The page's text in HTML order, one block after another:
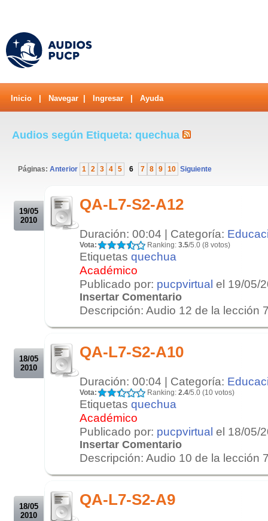
Inicio Navegar Ingresar Ayuda
Audios según Etiqueta: quechua
Páginas: Anterior 1 2 3 4 5 6 7 8 9 10 Siguiente
19/05
2010
QA-L7-S2-A12
Duración: 00:04 | Categoría:
Vota: Ranking: 3.5/5.0 (8 votos)
Etiquetas quechua
Académico
Publicado por: pucpvirtual el 19/05/
Insertar Comentario
Descripción: Audio 12 de la lección
18/05
2010
QA-L7-S2-A10
Duración: 00:04 | Categoría:
Vota: Ranking: 2.4/5.0 (10 votos)
Etiquetas quechua
Académico
Publicado por: pucpvirtual el 18/05/
Insertar Comentario
Descripción: Audio 10 de la lección
18/05
2010
QA-L7-S2-A9